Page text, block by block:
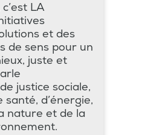
c’est LA
et des
de sens pour un
juste et
justice sociale,
d’énergie,
nature et de la